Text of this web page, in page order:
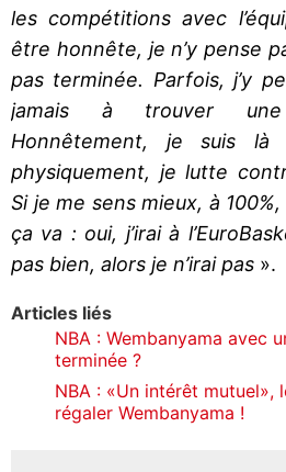
les compétitions avec
être honnête, je n’y pense
pas terminée. Parfois, j’y
jamais à trouver une
Honnêtement, je suis là
physiquement, je lutte
Si je me sens mieux, à
ça va : oui, j’irai à
pas bien, alors je n’irai pas ».
Articles liés
NBA : Wembanyama avec
terminée ?
NBA : «Un intérêt mutuel»,
régaler Wembanyama !